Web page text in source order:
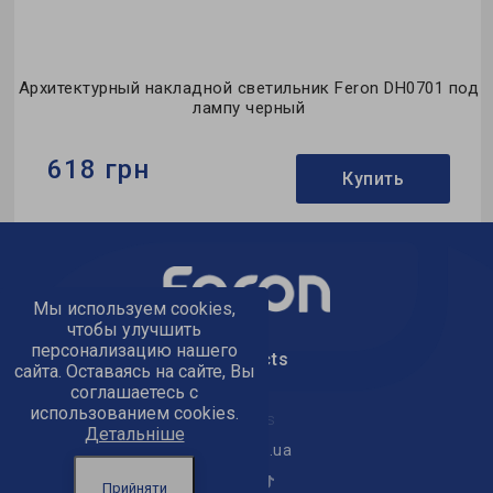
светильник Feron DH0701 под
Под лампу
Архитектурный
845 грн
text_kontacts
text_golov_ofis
office@feron.ua
Мы используем cookies,
чтобы улучшить
персонализацию нашего
сайта. Оставаясь на сайте, Вы
соглашаетесь с
использованием cookies.
Детальніше
Прийняти